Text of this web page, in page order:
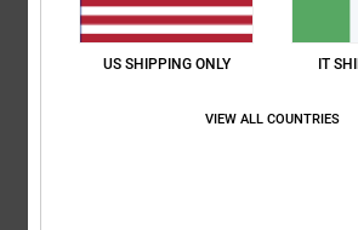
Materiale: 4/5 Colore: 4/5
US SHIPPING ONLY IT
VIEW ALL COUNTRIES